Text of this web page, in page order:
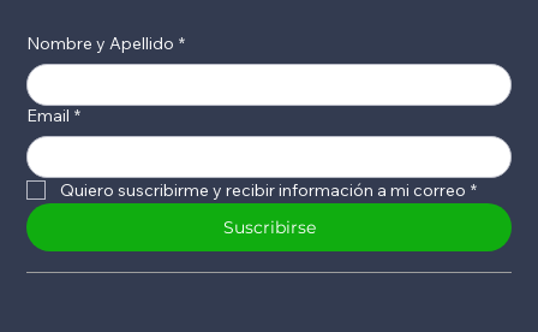
Nombre y Apellido *
Email *
Quiero suscribirme y recibir información a mi correo *
Suscribirse